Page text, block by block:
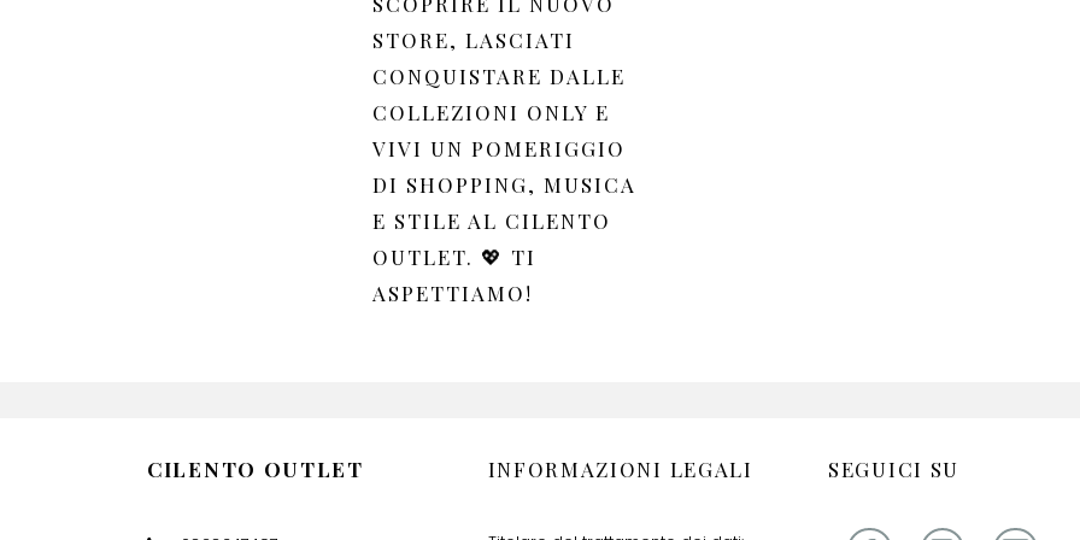
STORE, LASCIATI
CONQUISTARE DALLE
COLLEZIONI ONLY E
VIVI UN POMERIGGIO
DI SHOPPING, MUSICA
E STILE AL CILENTO
OUTLET. 💖 TI
ASPETTIAMO!
CILENTO OUTLET INFORMAZIONI LEGALI SEGUICI SU